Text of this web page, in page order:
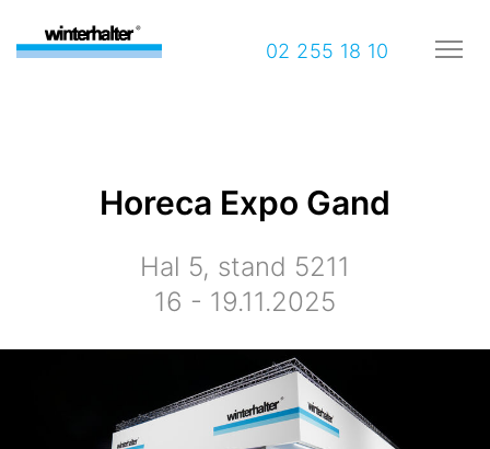
02 255 18 10
Horeca Expo Gand
Hal 5, stand 5211
16 - 19.11.2025